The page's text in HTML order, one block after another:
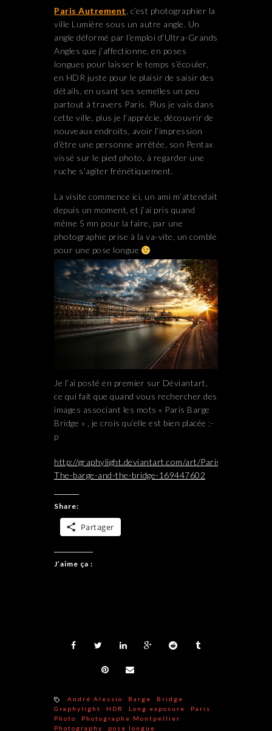
Paris Autrement , c’est photographier la
ville Lumière sous un autre angle. Un
angle déformé par l’emploi d’Ultra-Grands
Angles que j’affectionne, en poses
longues pour laisser le temps s’écouler,
en HDR juste pour le plaisir de saisir des
détails, en usant ses semelles un peu
partout à travers Paris. Plus je vais dans
cette ville, plus je l’apprécie, découvrir de
nouveaux endroits, avoir l’impression
d’être une personne arrêtée, son Pentax
vissé sur le pied photo, à regarder une
ruche s’agiter frénétiquement.
La visite commence ici, un ami m’attendait
depuis un moment, et j’ai pris quand
même 5 mn pour la faire, par une
photographie prise à la va-vite, un comble
pour une pose longue
Je l’ai posté en premier sur Déviantart,
ce qui fait que quand vous rechercher des
images associant les mots « Paris Barge
Bridge » , je crois qu’elle est bien placée :-
p
http://graphylight.deviantart.com/art/Paris-
The-barge-and-the-bridge-169447602
Share:
Partager
J’aime ça :
André Alessio Barge
Bridge
Graphylight
HDR Long exposure
Paris
Photo
Photographe Montpellier
Photography
pose longue